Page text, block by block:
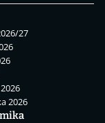
27
2026